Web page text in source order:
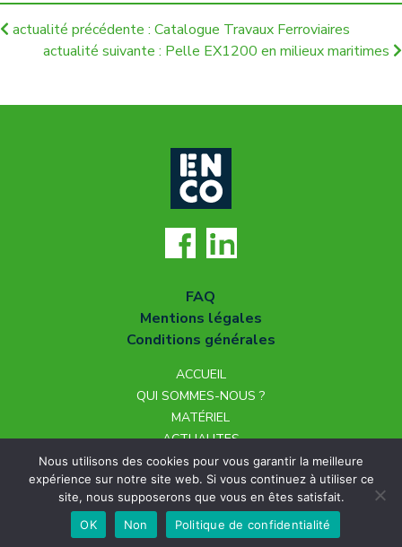
actualité précédente : Catalogue Travaux Ferroviaires
actualité suivante : Pelle EX1200 en milieux maritimes
FAQ
Mentions légales
Conditions générales
ACCUEIL
QUI SOMMES-NOUS ?
MATÉRIEL
ACTUALITES
NOUS REJOINDRE
CONTACT
Nous utilisons des cookies pour vous garantir la meilleure
expérience sur notre site web. Si vous continuez à utiliser ce
site, nous supposerons que vous en êtes satisfait.
OK
Non Politique de confidentialité